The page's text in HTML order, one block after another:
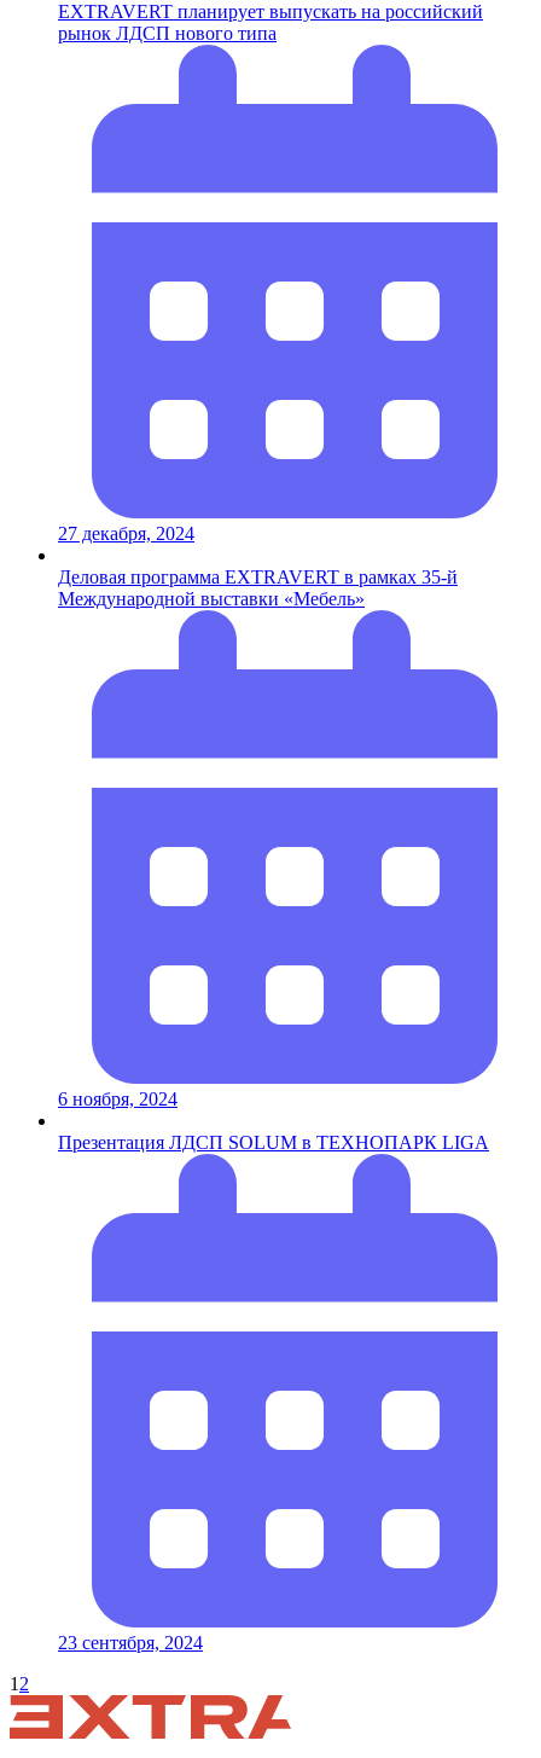
EXTRAVERT планирует выпускать на российский
рынок ЛДСП нового типа
27 декабря, 2024
Деловая программа EXTRAVERT в рамках 35-й
Международной выставки «Мебель»
6 ноября, 2024
Презентация ЛДСП SOLUM в ТЕХНОПАРК LIGA
23 сентября, 2024
1 2